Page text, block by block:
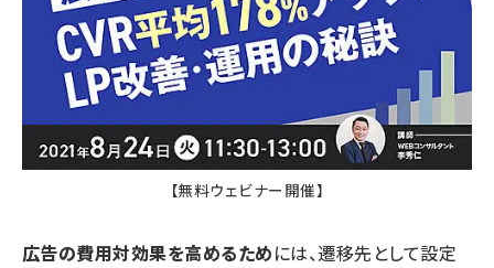
【無料ウェビナー開催】​​
広告の費用対効果を高めるためには、遷移先として設定